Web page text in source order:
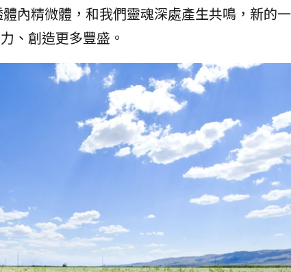
內精微體，和我們靈魂深處產生共鳴，新的
、創造更多豐盛。